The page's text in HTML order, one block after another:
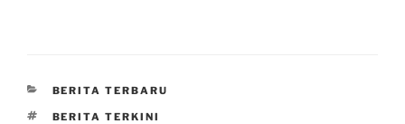
CATEGORIES
BERITA TERBARU
TAGS
BERITA TERKINI